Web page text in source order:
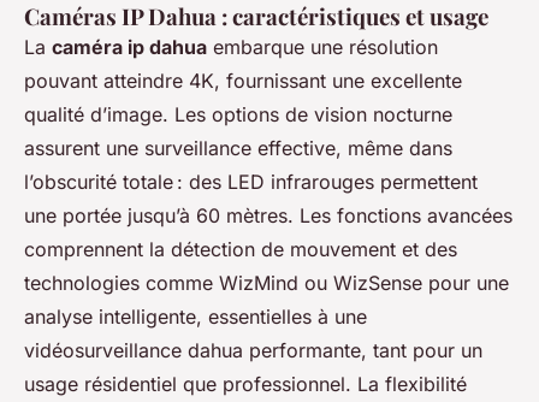
Caméras IP Dahua : caractéristiques et usage
La caméra ip dahua embarque une résolution
pouvant atteindre 4K, fournissant une excellente
qualité d’image. Les options de vision nocturne
assurent une surveillance effective, même dans
l’obscurité totale : des LED infrarouges permettent
une portée jusqu’à 60 mètres. Les fonctions avancées
comprennent la détection de mouvement et des
technologies comme WizMind ou WizSense pour une
analyse intelligente, essentielles à une
vidéosurveillance dahua performante, tant pour un
usage résidentiel que professionnel. La flexibilité